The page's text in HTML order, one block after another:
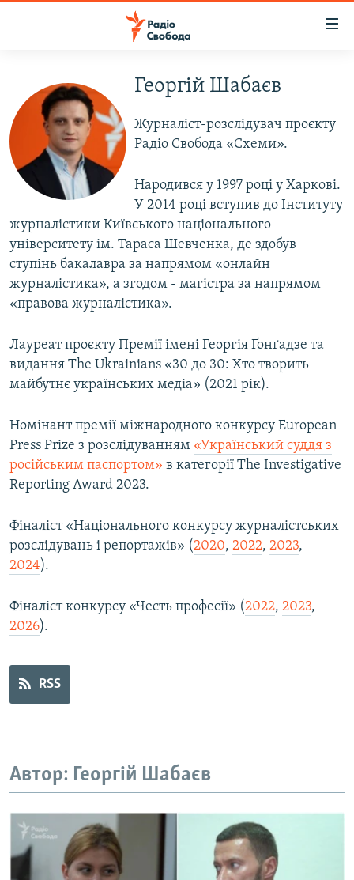
основного
матеріалу
Перейти
до
основної
навігації
Перейти
до
пошуку
РАДІО СВОБОДА – 70 РОКІВ
ВСЕ ЗА ДОБУ
СТАТТІ
ПОЛІТИКА
ЕКОНОМІКА
СУСПІЛЬСТВО
КУЛЬТУРА
СПОРТ
УКРАЇНА
СВІТ
ВІЙНА
РОСІЙСЬКА «ФІЛЬТРАЦІЯ»
ДОНБАС.РЕАЛІЇ
КРИМ.РЕАЛІЇ
ТИ ЯК?
СХЕМИ
КИТАЙ.ВИКЛИКИ
МУЛЬТИМЕДІА
ФОТО
СПЕЦПРОЄКТИ
ПОДКАСТИ
КРИМ РЕАЛІЇ
РУС
УКР
КТАТ
ДОЛУЧАЙСЯ!
Георгій Шабаєв
Журналіст-розслідувач проєкту
Радіо Свобода «Схеми».
Народився у 1997 році у Харкові.
У 2014 році вступив до Інституту
журналістики Київського національного
університету ім. Тараса Шевченка, де здобув
ступінь бакалавра за напрямом «онлайн
журналістика», а згодом - магістра за напрямом
«правова журналістика».
Лауреат проєкту Премії імені Георгія Ґонґадзе та
видання The Ukrainians «30 до 30: Хто творить
майбутнє українських медіа» (2021 рік).
Номінант премії міжнародного конкурсу European
Press Prize з розслідуванням «Український суддя з
російським паспортом» в категорії The Investigative
Reporting Award 2023.
Фіналіст «Національного конкурсу журналістських
розслідувань і репортажів» (2020, 2022, 2023,
2024).
Фіналіст конкурсу «Честь професії» (2022, 2023,
2026).
RSS
Автор: Георгій Шабаєв